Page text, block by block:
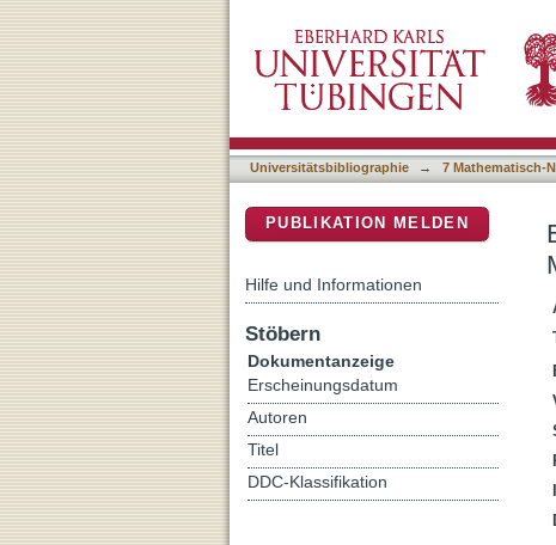
Germany
Universitätsbibliographie → 7 Mathematisch-
PUBLIKATION MELDEN
Hilfe und Informationen
Stöbern
Dokumentanzeige
Erscheinungsdatum
Autoren
Titel
DDC-Klassifikation